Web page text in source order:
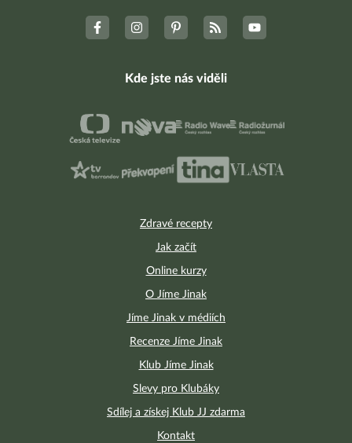
Zdravé recepty
Jak začít
Online kurzy
O Jíme Jinak
Jíme Jinak v médiích
Recenze Jíme Jinak
Klub Jíme Jinak
Slevy pro Klubáky
Sdílej a získej Klub JJ zdarma
Kontakt
Kde jste nás viděli